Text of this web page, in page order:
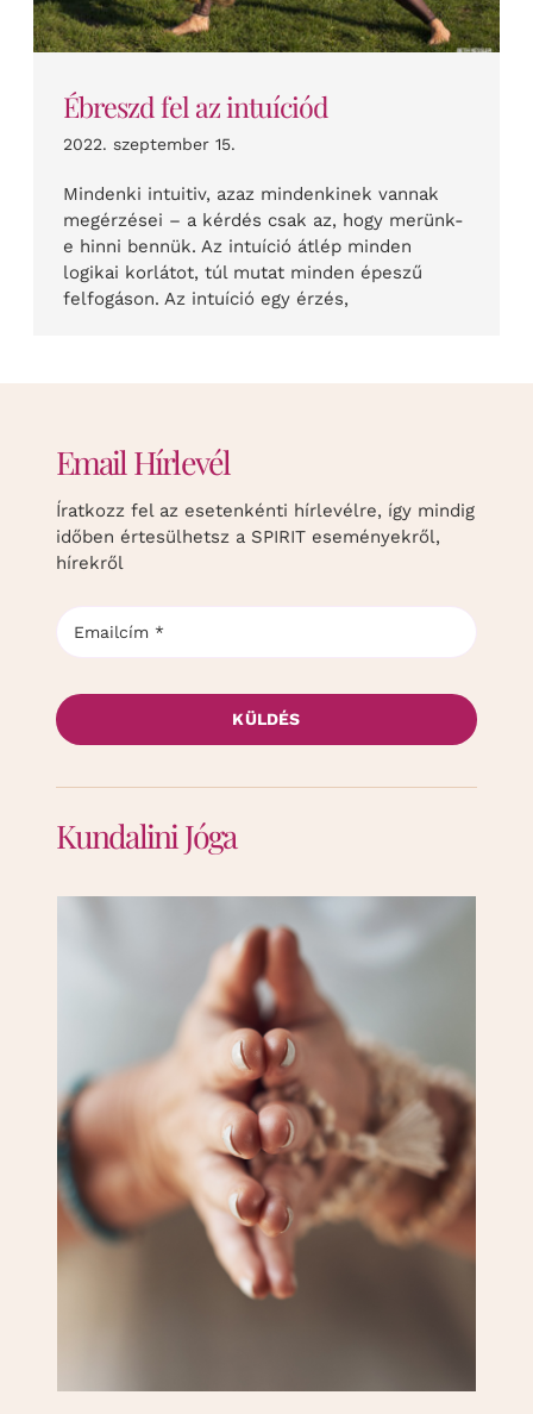
Ébreszd fel az intuíciód
2022. szeptember 15.
Mindenki intuitiv, azaz mindenkinek vannak
megérzései – a kérdés csak az, hogy merünk-
e hinni bennük. Az intuíció átlép minden
logikai korlátot, túl mutat minden épeszű
felfogáson. Az intuíció egy érzés,
Email Hírlevél
Íratkozz fel az esetenkénti hírlevélre, így mindig
időben értesülhetsz a SPIRIT eseményekről,
hírekről
KÜLDÉS
Kundalini Jóga